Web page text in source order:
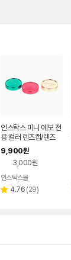
인스탁스 미니 에보 전
용 컬러 렌즈캡/렌즈
커버
9,900원
3,000원
인스탁스몰
별 4.76 리
(29)